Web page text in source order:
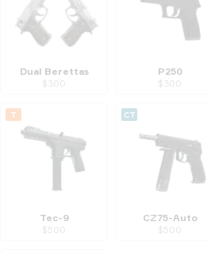
Dual Berettas
$ 300
P250
$ 300
T
Tec-9
$ 500
CT
CZ75-Auto
$ 500